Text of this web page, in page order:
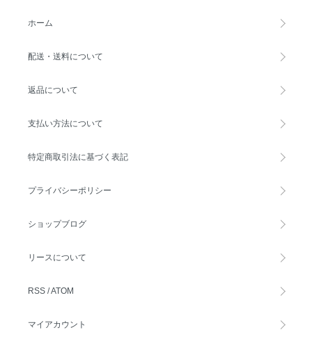
ホーム
配送・送料について
返品について
支払い方法について
特定商取引法に基づく表記
プライバシーポリシー
ショップブログ
リースについて
RSS /ATOM
マイアカウント